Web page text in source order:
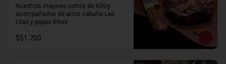
Nuestros mejores cortes de 600g
acompañados de arroz cabaña Las
Lilas y papas fritas.
$51.700